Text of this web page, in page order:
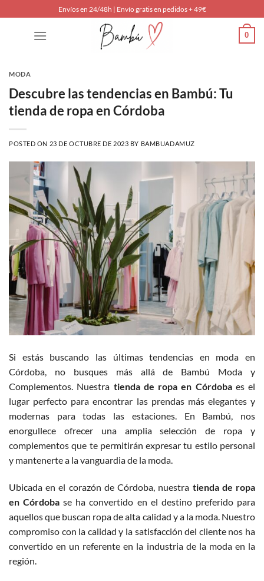
al
contenido
Envíos en 24/48h | Envío gratis en pedidos + 49€
0
MODA
Descubre las tendencias en Bambú: Tu
tienda de ropa en Córdoba
POSTED ON 23 DE OCTUBRE DE 2023 BY BAMBUADAMUZ
Si estás buscando las últimas tendencias en moda en
Córdoba, no busques más allá de Bambú Moda y
Complementos. Nuestra tienda de ropa en Córdobaes el
lugar perfecto para encontrar las prendas más elegantes y
modernas para todas las estaciones. En Bambú, nos
enorgullece ofrecer una amplia selección de ropa y
complementos que te permitirán expresar tu estilo personal
y mantenerte a la vanguardia de la moda.
Ubicada en el corazón de Córdoba, nuestra tienda de ropa
en Córdoba se ha convertido en el destino preferido para
aquellos que buscan ropa de alta calidad y a la moda. Nuestro
compromiso con la calidad y la satisfacción del cliente nos ha
convertido en un referente en la industria de la moda en la
región.